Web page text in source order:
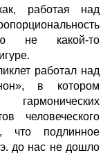
работая над
не какой-то
работал над
в котором
человеческого
что подлинное
до нас не дошло